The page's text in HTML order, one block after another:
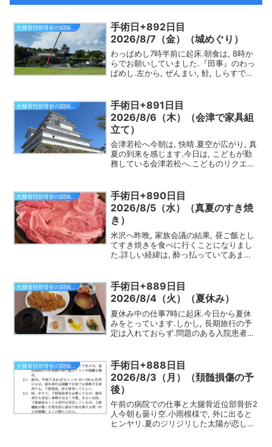
手術日+892日目
2026/8/7（金）（城めぐり）
わっぱめし7時半前に起床.朝食は, 8時か
らでお願いしていました.『田事』のわっ
ぱめし.左から, ぜんまい, 鮭, しらすで
ことにして, 別々に3種類頼みま...
手術日+891日目
2026/8/6（木）（会津で家具組
立て）
会津若松へ今朝は, 快晴.夏空が広がり, 真
夏の到来を感じます.今日は, こどもが勤
務している会津若松へ.こどものリクエス
るために出かけます.組立には, 2人で4...
手術日+890日目
2026/8/5（水）（真夏のすき焼
き）
米沢へ昨晩, 家族会議の結果, 昼ご飯とし
てすき焼きを食べに行くことになりまし
た.詳しい経緯は, 酔っ払っていてあまり
ビール500 mLをいただき, 夏休み...
大腿骨頚部骨折の闘病日記
手術日+889日目
2026/8/4（火）（夏休み）
夏休み中の仕事7時に起床.今日から夏休
みをとっています.しかし, 長期旅行の予
定は入れておらず.問題のある入院患者さ
ました.昨年よりも16日遅かったとのこと.
朝...
手術日+888日目
2026/8/3（月）（頚髄損傷の予
後）
午前の病院での仕事と大腿骨近位部骨折2
人今朝も曇り空.小雨模様で, 外に出ると
ヒンヤリ.夏のジリジリした太陽が恋しく